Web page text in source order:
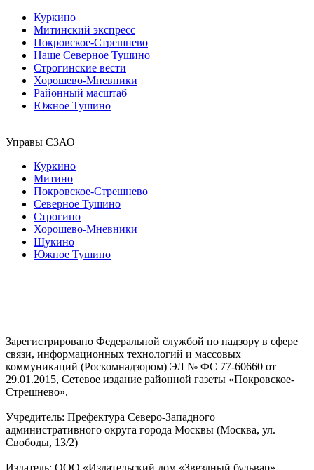
Куркино
Митинский экспресс
Покровское-Стрешнево
Наше Северное Тушино
Строгинские вести
Хорошево-Мневники
Районный масштаб
Южное Тушино
Управы СЗАО
Куркино
Митино
Покровское-Стрешнево
Северное Тушино
Строгино
Хорошево-Мневники
Щукино
Южное Тушино
Зарегистрировано Федеральной службой по надзору в сфере
связи, информационных технологий и массовых
коммуникаций (Роскомнадзором) ЭЛ № ФС 77-60660 от
29.01.2015, Сетевое издание районной газеты «Покровское-
Стрешнево».
Учредитель: Префектура Северо-Западного
административного округа города Москвы (Москва, ул.
Свободы, 13/2)
Издатель: ООО «Издательский дом «Звездный бульвар»